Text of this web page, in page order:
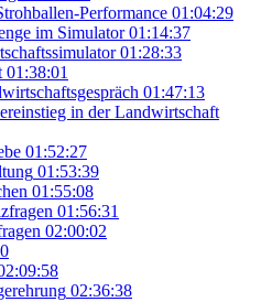
Performance 01:04:29
im Simulator 01:14:37
01:28:33
01:38:01
01:47:13
in der Landwirtschaft
01:52:27
01:53:39
01:55:08
01:56:31
02:00:02
02:36:38